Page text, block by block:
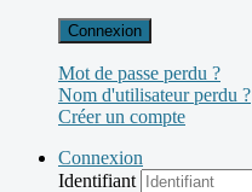
Connexion
Mot de passe perdu ?
Nom d'utilisateur perdu ?
Créer un compte
Connexion
Identifiant